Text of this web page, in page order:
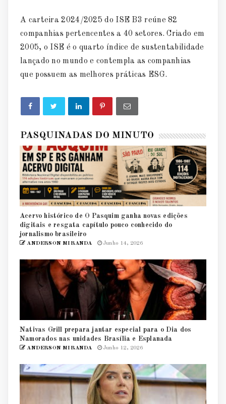
A carteira 2024/2025 do ISE B3 reúne 82
companhias pertencentes a 40 setores. Criado em
2005, o ISE é o quarto índice de sustentabilidade
lançado no mundo e contempla as companhias
que possuem as melhores práticas ESG.
PASQUINADAS DO MINUTO
Acervo histórico de O Pasquim ganha novas edições
digitais e resgata capítulo pouco conhecido do
jornalismo brasileiro
ANDERSON MIRANDA Junho 14, 2026
Nativas Grill prepara jantar especial para o Dia dos
Namorados nas unidades Brasília e Esplanada
ANDERSON MIRANDA Junho 12, 2026